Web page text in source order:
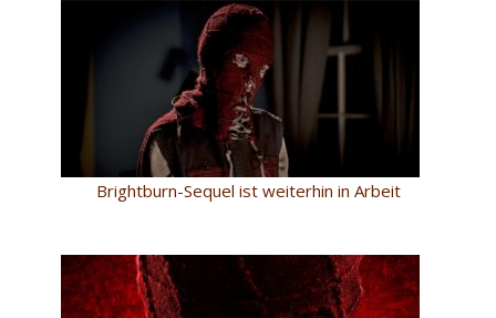
Brightburn-Sequel ist weiterhin in Arbeit